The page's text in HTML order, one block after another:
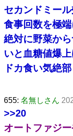
セカンドミー
食事回数を極
絶対に野菜か
いと血糖値爆
ドカ食い気絶部
655: 名無しさん
>>20
オートファジー